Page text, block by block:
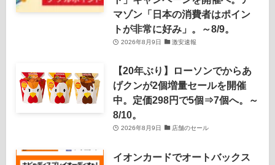
マゾン「日本の消費者はポイン
トが非常に好み」。～8/9。
2026年8月9日 激安速報
【20年ぶり】ローソンでからあ
げクンが2個増量セールを開催
中。定価298円で5個⇒7個へ。～
8/10。
2026年8月9日 店舗のセール
イオンカードでオートバックス